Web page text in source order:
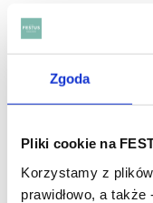
Zgoda
Pliki cookie na
Korzystamy z
prawidłowo, a
HASŁA ALFABETYCZNIE: